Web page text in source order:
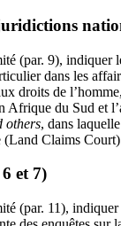
(par. 9), indiquer
dans les
droits de
Afrique du Sud et
others, dans
(Land Claims
et 7)
(par. 11),